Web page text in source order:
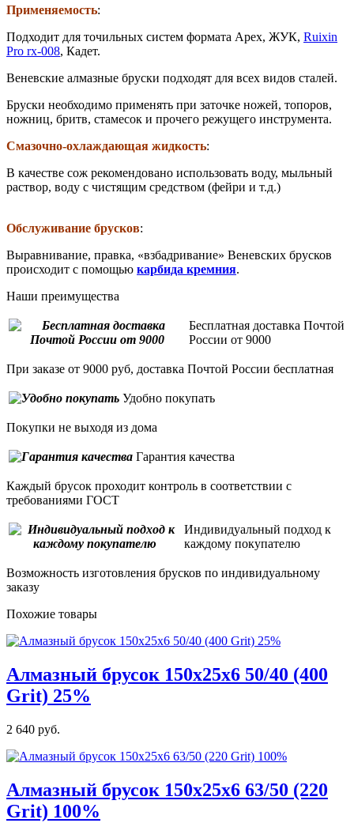
Применяемость:
Подходит для точильных систем формата Apex, ЖУК, Ruixin
Pro rx-008, Кадет.
Веневские алмазные бруски подходят для всех видов сталей.
Бруски необходимо применять при заточке ножей, топоров,
ножниц, бритв, стамесок и прочего режущего инструмента.
Смазочно-охлаждающая жидкость:
В качестве сож рекомендовано использовать воду, мыльный
раствор, воду с чистящим средством (фейри и т.д.)
Обслуживание брусков:
Выравнивание, правка, «взбадривание» Веневских брусков
происходит с помощью карбида кремния.
Наши преимущества
Бесплатная доставка Почтой
России от 9000
При заказе от 9000 руб, доставка Почтой России бесплатная
Удобно покупать
Покупки не выходя из дома
Гарантия качества
Каждый брусок проходит контроль в соответствии с
требованиями ГОСТ
Индивидуальный подход к
каждому покупателю
Возможность изготовления брусков по индивидуальному
заказу
Похожие товары
Алмазный брусок 150х25х6 50/40 (400
Grit) 25%
2 640 руб.
Алмазный брусок 150х25х6 63/50 (220
Grit) 100%